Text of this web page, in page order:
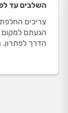
השלבים עד
צריכים
הגעתם למקום
הדרך לפתרון.
החלפת
לפניכם.